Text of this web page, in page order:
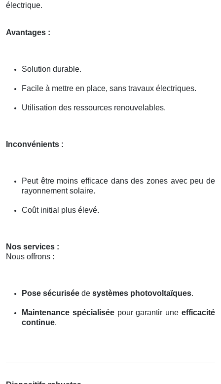
électrique.
Avantages :
Solution durable.
Facile à mettre en place, sans travaux électriques.
Utilisation des ressources renouvelables.
Inconvénients :
Peut être moins efficace dans des zones avec peu de
rayonnement solaire.
Coût initial plus élevé.
Nos services :
Nous offrons :
Pose sécurisée de systèmes photovoltaïques.
Maintenance spécialiséepour garantir uneefficacité
continue.